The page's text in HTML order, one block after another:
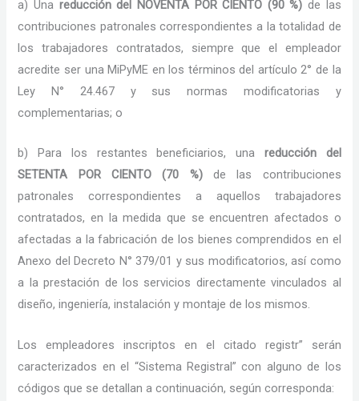
a) Una reducción del NOVENTA POR CIENTO (90 %) de las
contribuciones patronales correspondientes a la totalidad de
los trabajadores contratados, siempre que el empleador
acredite ser una MiPyME en los términos del artículo 2° de la
Ley N° 24.467 y sus normas modificatorias y
complementarias; o
b) Para los restantes beneficiarios, una reducción del
SETENTA POR CIENTO (70 %)de las contribuciones
patronales correspondientes a aquellos trabajadores
contratados, en la medida que se encuentren afectados o
afectadas a la fabricación de los bienes comprendidos en el
Anexo del Decreto N° 379/01 y sus modificatorios, así como
a la prestación de los servicios directamente vinculados al
diseño, ingeniería, instalación y montaje de los mismos.
Los empleadores inscriptos en el citado registr” serán
caracterizados en el “Sistema Registral” con alguno de los
códigos que se detallan a continuación, según corresponda: